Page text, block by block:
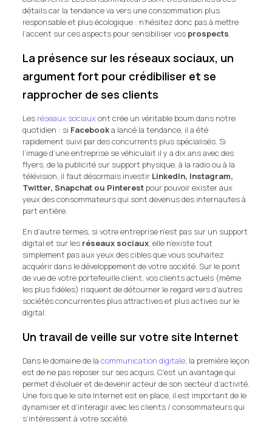
détails car la tendance va vers une consommation plus
responsable et plus écologique : n’hésitez donc pas à mettre
l’accent sur ces aspects pour sensibiliser vos prospects.
La présence sur les réseaux sociaux, un
argument fort pour crédibiliser et se
rapprocher de ses clients
Les réseaux sociauxont crée un véritable boum dans notre
quotidien : si Facebooka lancé la tendance, il a été
rapidement suivi par des concurrents plus spécialisés. Si
l’image d’une entreprise se véhiculait il y a dix ans avec des
flyers, de la publicité sur support physique, à la radio ou à la
télévision, il faut désormais investir LinkedIn, Instagram,
Twitter, Snapchat ou Pinterestpour pouvoir exister aux
yeux des consommateurs qui sont devenus des internautes à
part entière.
En d’autre termes, si votre entreprise n’est pas sur un support
digital et sur les réseaux sociaux, elle n’existe tout
simplement pas aux yeux des cibles que vous souhaitez
acquérir dans le développement de votre société. Sur le point
de vue de votre portefeuille client, vos clients actuels (même
les plus fidèles) risquent de détourner le regard vers d’autres
sociétés concurrentes plus attractives et plus actives sur le
digital.
Un travail de veille sur votre site Internet
Dans le domaine de la communication digitale, la première leçon
est de ne pas reposer sur ses acquis. C’est un avantage qui
permet d’évoluer et de devenir acteur de son secteur d’activité.
Une fois que le site Internet est en place, il est important de le
dynamiser et d’interagir avec les clients / consommateurs qui
s’intéressent à votre société.